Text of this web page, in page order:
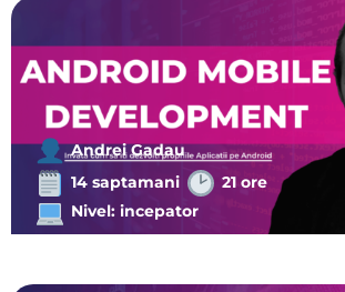
Andrei Gadau
14 saptamani
21 ore
Nivel: incepator